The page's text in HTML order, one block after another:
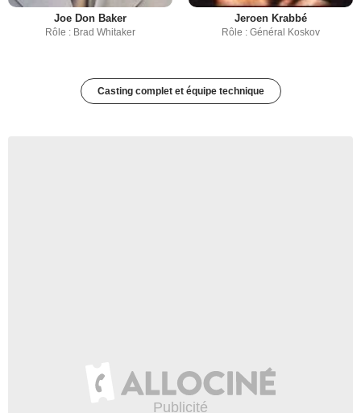
Joe Don Baker
Rôle : Brad Whitaker
Jeroen Krabbé
Rôle : Général Koskov
Casting complet et équipe technique